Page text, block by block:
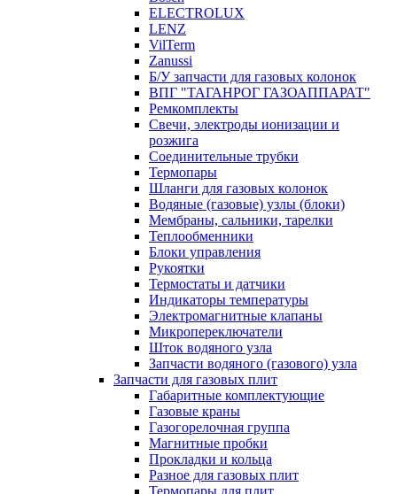
ELECTROLUX
LENZ
VilTerm
Zanussi
Б/У запчасти для газовых колонок
ВПГ "ТАГАНРОГ ГАЗОАППАРАТ"
Ремкомплекты
Свечи, электроды ионизации и
розжига
Соединительные трубки
Термопары
Шланги для газовых колонок
Водяные (газовые) узлы (блоки)
Мембраны, сальники, тарелки
Теплообменники
Блоки управления
Рукоятки
Термостаты и датчики
Индикаторы температуры
Электромагнитные клапаны
Микропереключатели
Шток водяного узла
Запчасти водяного (газового) узла
Запчасти для газовых плит
Габаритные комплектующие
Газовые краны
Газогорелочная группа
Магнитные пробки
Прокладки и кольца
Разное для газовых плит
Термопары для плит